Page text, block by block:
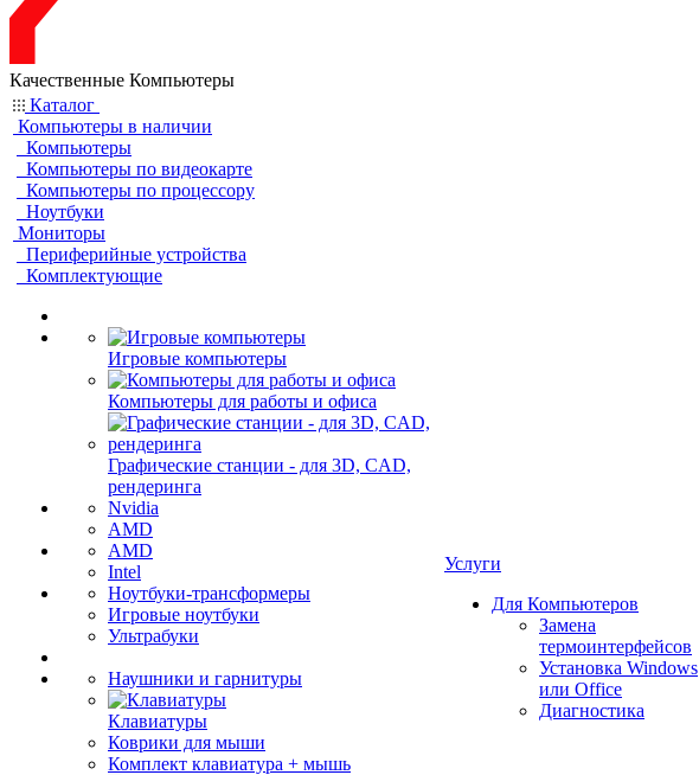
Качественные Компьютеры
Каталог
Компьютеры в наличии
Компьютеры
Компьютеры по видеокарте
Компьютеры по процессору
Ноутбуки
Мониторы
Периферийные устройства
Комплектующие
Игровые компьютеры
Компьютеры для работы и офиса
Графические станции - для 3D, CAD,
рендеринга
Nvidia
AMD
AMD
Intel
Ноутбуки-трансформеры
Игровые ноутбуки
Ультрабуки
Наушники и гарнитуры
Клавиатуры
Коврики для мыши
Комплект клавиатура + мышь
Услуги
Для Компьютеров
Замена
термоинтерфейсов
Установка Windows
или Office
Диагностика